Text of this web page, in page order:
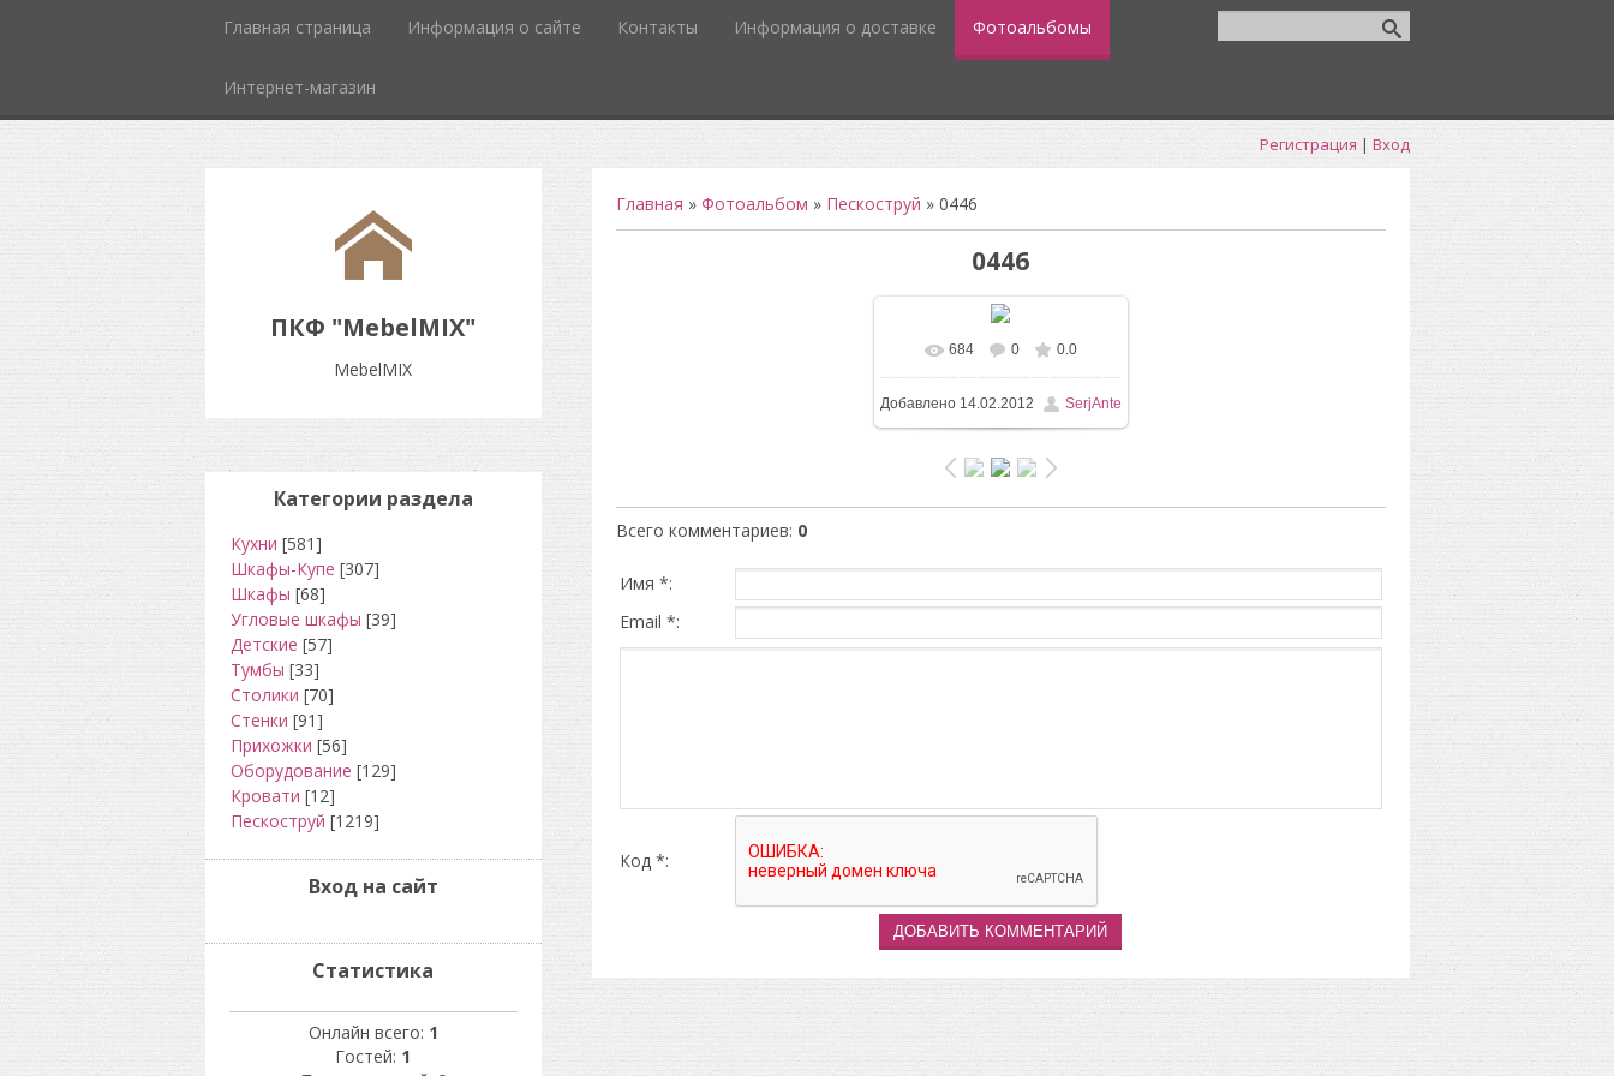
Главная страница Информация о сайте Контакты Информация о доставке Фотоальбомы
Интернет-магазин
Регистрация | Вход
ПКФ "MebelMIX"
MebelMIX
Главная » Фотоальбом » Пескоструй » 0446
0446
В реальном размере
1600x1358/ 95.7Kb
684 0 0.0
Добавлено14.02.2012 SerjAnte
Всего комментариев: 0
Имя *:
Email *:
Код *:
Категории раздела
Кухни [581]
Шкафы-Купе [307]
Шкафы [68]
Угловые шкафы [39]
Детские [57]
Тумбы [33]
Столики [70]
Стенки [91]
Прихожки [56]
Оборудование [129]
Кровати [12]
Пескоструй [1219]
Вход на сайт
Статистика
Онлайн всего: 1
Гостей: 1